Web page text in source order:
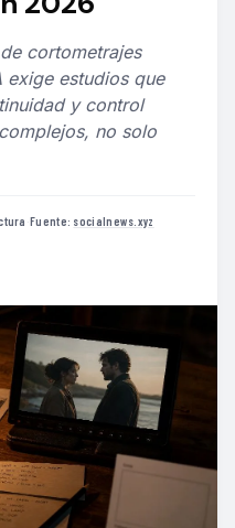
cortometrajes
estudios que
y control
no solo
·Fuente: socialnews.xyz